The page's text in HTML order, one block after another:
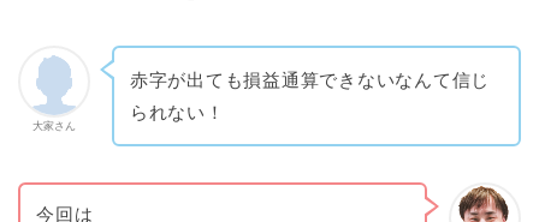
大家さん
赤字が出ても損益通算できないなんて信じ
られない！
今回は